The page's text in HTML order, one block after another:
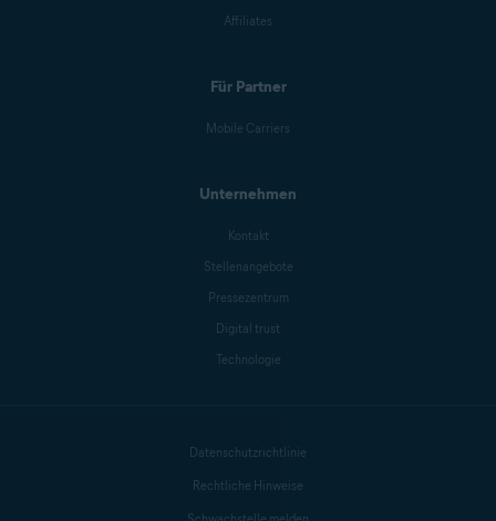
Affiliates
Für Partner
Mobile Carriers
Unternehmen
Kontakt
Stellenangebote
Pressezentrum
Digital trust
Technologie
Datenschutzrichtlinie
Rechtliche Hinweise